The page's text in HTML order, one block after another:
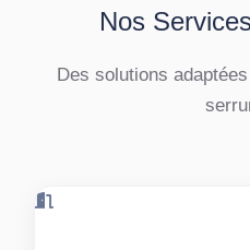
Nos
Des solutions